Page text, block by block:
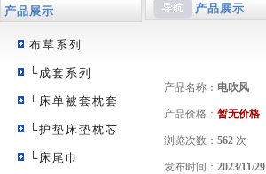
产品展示
布草系列
└成套系列
└床单被套枕套
└护垫床垫枕芯
└床尾巾
产品展示
产品名称： 电吹风
产品价格： 暂无价格
浏览次数： 562次
发布时间： 2023/11/29